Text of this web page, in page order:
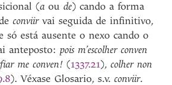
(a oude) cando a forma
conviirvai seguida de infinitivo,
só está ausente o nexo cando o
anteposto:pois m’escolher conven
me conven!(1337.21),colher non
). Véxase Glosario, s.v.conviir.